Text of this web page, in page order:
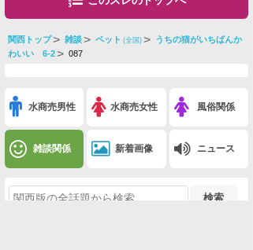
関西トップ 雑談 ペット (全国) うちの猫がいちばんか
わいい 6-2 087
水商売男性 水商売女性 風俗関係
雑談関係 新着画像 ニュース
検索